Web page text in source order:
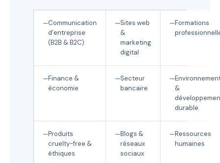
Communication
d’entreprise
(B2B & B2C)
Sites web
&
marketing
digital
Formations
Finance &
économie
Secteur
bancaire
&
durable
Produits
cruelty-free &
éthiques
Blogs &
réseaux
sociaux
Ressources
humaines